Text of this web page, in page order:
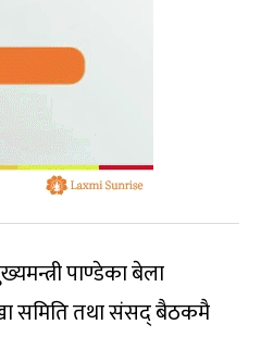
पाण्डेका बेला
समिति तथा संसद् बैठकमै